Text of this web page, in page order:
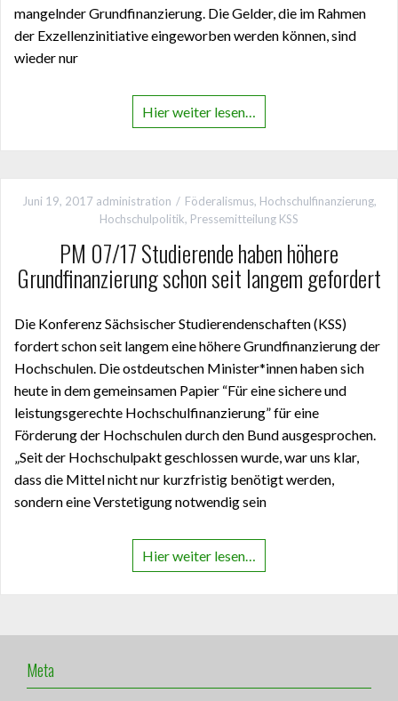
mangelnder Grundfinanzierung. Die Gelder, die im Rahmen
der Exzellenzinitiative eingeworben werden können, sind
wieder nur
Hier weiter lesen…
Juni 19, 2017 administration Föderalismus, Hochschulfinanzierung,
Hochschulpolitik, Pressemitteilung KSS
PM 07/17 Studierende haben höhere
Grundfinanzierung schon seit langem gefordert
Die Konferenz Sächsischer Studierendenschaften (KSS)
fordert schon seit langem eine höhere Grundfinanzierung der
Hochschulen. Die ostdeutschen Minister*innen haben sich
heute in dem gemeinsamen Papier “Für eine sichere und
leistungsgerechte Hochschulfinanzierung” für eine
Förderung der Hochschulen durch den Bund ausgesprochen.
„Seit der Hochschulpakt geschlossen wurde, war uns klar,
dass die Mittel nicht nur kurzfristig benötigt werden,
sondern eine Verstetigung notwendig sein
Hier weiter lesen…
Meta